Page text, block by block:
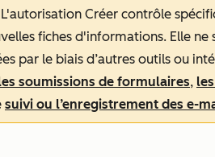
L'autorisation Créer contrôle
fiches d'informations. Elle ne
par le biais d’autres outils ou
soumissions de formulaires,
suivi ou l’enregistrement des e-